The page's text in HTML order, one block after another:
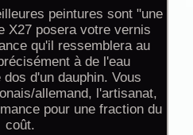
peintures sont "une
X27 posera votre vernis
qu'il ressemblera au
à de l'eau
d'un dauphin. Vous
allemand, l'artisanat,
pour une fraction du
coût.